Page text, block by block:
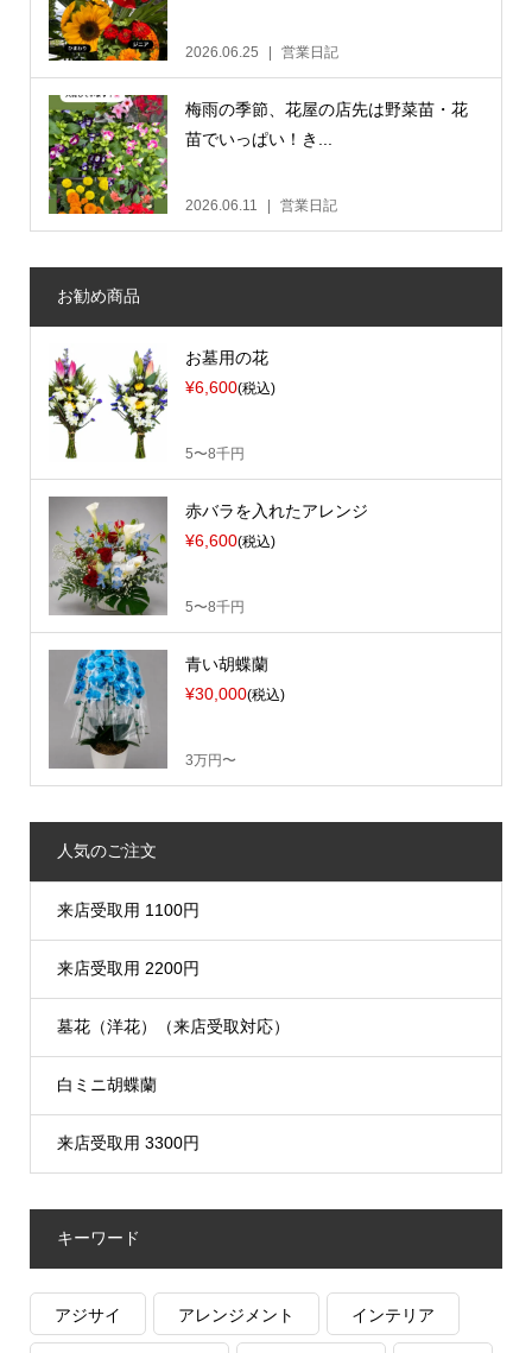
2026.06.25 営業日記
梅雨の季節、花屋の店先は野菜苗・花
苗でいっぱい！き...
2026.06.11 営業日記
お勧め商品
お墓用の花
¥6,600(税込)
5〜8千円
赤バラを入れたアレンジ
¥6,600(税込)
5〜8千円
青い胡蝶蘭
¥30,000(税込)
3万円〜
人気のご注文
来店受取用 1100円
来店受取用 2200円
墓花（洋花）（来店受取対応）
白ミニ胡蝶蘭
来店受取用 3300円
キーワード
アジサイ アレンジメント インテリア